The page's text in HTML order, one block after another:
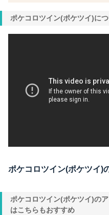
ポケコロツイン(ポケツイ)に
ポケコロツイン(ポケツイ)
ポケコロツイン(ポケツイ)の
はこちらもおすすめ